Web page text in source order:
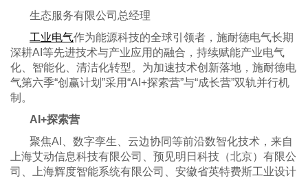
生态服务有限公司总经理
工业电气作为能源科技的全球引领者，施耐德电气长期
深耕AI等先进技术与产业应用的融合，持续赋能产业电气
化、智能化、清洁化转型。为加速技术创新落地，施耐德电
气第六季“创赢计划”采用“AI+探索营”与“成长营”双轨并行机
制。
AI+探索营
聚焦AI、数字孪生、云边协同等前沿数智化技术，来自
上海艾动信息科技有限公司、预见明日科技（北京）有限公
司、上海辉度智能系统有限公司、安徽省英特费斯工业设计